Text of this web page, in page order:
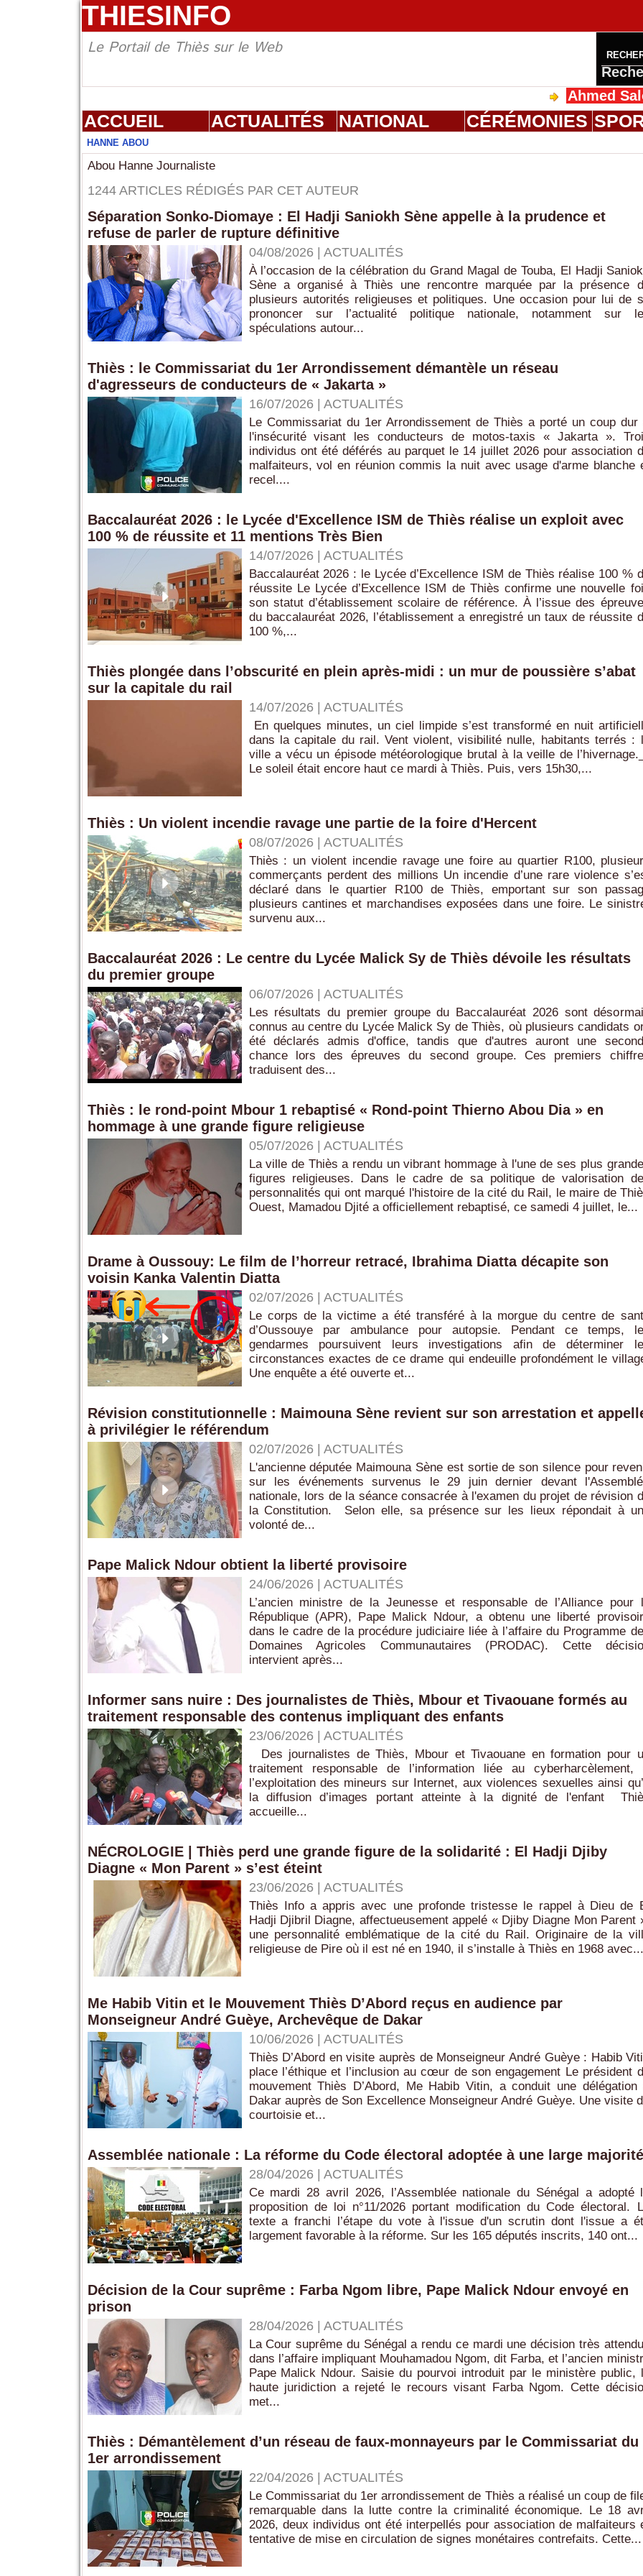
THIESINFO
Le Portail de Thiès sur le Web
Ahmed Saloum
ACCUEIL ACTUALITÉS NATIONAL CÉRÉMONIES
HANNE ABOU
Abou Hanne Journaliste
1244 ARTICLES RÉDIGÉS PAR CET AUTEUR
Séparation Sonko-Diomaye : El Hadji Saniokh Sène appelle à la prudence et
refuse de parler de rupture définitive
04/08/2026| ACTUALITÉS
À l’occasion de la célébration du Grand Magal de Touba, El Hadji
Sène a organisé à Thiès une rencontre marquée par la présence
plusieurs autorités religieuses et politiques. Une occasion pour lui de
prononcer sur l’actualité politique nationale, notamment sur
spéculations autour...
Thiès : le Commissariat du 1er Arrondissement démantèle un réseau
d'agresseurs de conducteurs de « Jakarta »
16/07/2026| ACTUALITÉS
Le Commissariat du 1er Arrondissement de Thiès a porté un coup dur
l'insécurité visant les conducteurs de motos-taxis « Jakarta ».
individus ont été déférés au parquet le 14 juillet 2026 pour association
malfaiteurs, vol en réunion commis la nuit avec usage d'arme blanche
recel....
‎Baccalauréat 2026 : le Lycée d'Excellence ISM de Thiès réalise un exploit avec
100 % de réussite et 11 mentions Très Bien
14/07/2026| ACTUALITÉS
Baccalauréat 2026 : le Lycée d’Excellence ISM de Thiès réalise 100 %
réussite Le Lycée d’Excellence ISM de Thiès confirme une nouvelle
son statut d’établissement scolaire de référence. À l’issue des
du baccalauréat 2026, l’établissement a enregistré un taux de réussite
100 %,...
‎Thiès plongée dans l’obscurité en plein après-midi : un mur de poussière s’abat
sur la capitale du rail
14/07/2026| ACTUALITÉS
‎En quelques minutes, un ciel limpide s’est transformé en nuit
dans la capitale du rail. Vent violent, visibilité nulle, habitants terrés :
ville a vécu un épisode météorologique brutal à la veille de l’hivernage._ ‎
‎Le soleil était encore haut ce mardi à Thiès. Puis, vers 15h30,...
Thiès : Un violent incendie ravage une partie de la foire d'Hercent
08/07/2026| ACTUALITÉS
Thiès : un violent incendie ravage une foire au quartier R100,
commerçants perdent des millions Un incendie d’une rare violence
déclaré dans le quartier R100 de Thiès, emportant sur son
plusieurs cantines et marchandises exposées dans une foire. Le
survenu aux...
Baccalauréat 2026 : Le centre du Lycée Malick Sy de Thiès dévoile les résultats
du premier groupe ‎ ‎
06/07/2026| ACTUALITÉS
‎Les résultats du premier groupe du Baccalauréat 2026 sont
connus au centre du Lycée Malick Sy de Thiès, où plusieurs candidats
été déclarés admis d'office, tandis que d'autres auront une
chance lors des épreuves du second groupe. Ces premiers
traduisent des...
Thiès : le rond-point Mbour 1 rebaptisé « Rond-point Thierno Abou Dia » en
hommage à une grande figure religieuse
05/07/2026| ACTUALITÉS
La ville de Thiès a rendu un vibrant hommage à l'une de ses plus
figures religieuses. Dans le cadre de sa politique de valorisation
personnalités qui ont marqué l'histoire de la cité du Rail, le maire de
Ouest, Mamadou Djité a officiellement rebaptisé, ce samedi 4 juillet, le...
Drame à Oussouy: Le film de l’horreur retracé, Ibrahima Diatta décapite son
voisin Kanka Valentin Diatta ‎
02/07/2026| ACTUALITÉS
Le corps de la victime a été transféré à la morgue du centre de
d’Oussouye par ambulance pour autopsie. Pendant ce temps,
gendarmes poursuivent leurs investigations afin de déterminer
circonstances exactes de ce drame qui endeuille profondément le
Une enquête a été ouverte et...
Révision constitutionnelle : Maimouna Sène revient sur son arrestation et
à privilégier le référendum ‎
02/07/2026| ACTUALITÉS
‎L'ancienne députée Maimouna Sène est sortie de son silence pour
sur les événements survenus le 29 juin dernier devant
nationale, lors de la séance consacrée à l'examen du projet de révision
la Constitution. ‎ ‎Selon elle, sa présence sur les lieux répondait à
volonté de...
Pape Malick Ndour obtient la liberté provisoire
24/06/2026| ACTUALITÉS
L’ancien ministre de la Jeunesse et responsable de l’Alliance pour
République (APR), Pape Malick Ndour, a obtenu une liberté
dans le cadre de la procédure judiciaire liée à l’affaire du Programme
Domaines Agricoles Communautaires (PRODAC). ‎Cette
intervient après...
Informer sans nuire : Des journalistes de Thiès, Mbour et Tivaouane formés au
traitement responsable des contenus impliquant des enfants
23/06/2026| ACTUALITÉS
‎Des journalistes de Thiès, Mbour et Tivaouane en formation pour
traitement responsable de l’information liée au cyberharcèlement,
l’exploitation des mineurs sur Internet, aux violences sexuelles ainsi
la diffusion d’images portant atteinte à la dignité de l'enfant
accueille...
NÉCROLOGIE | Thiès perd une grande figure de la solidarité : El Hadji Djiby
Diagne « Mon Parent » s’est éteint
23/06/2026| ACTUALITÉS
Thiès Info a appris avec une profonde tristesse le rappel à Dieu de
Hadji Djibril Diagne, affectueusement appelé « Djiby Diagne Mon Parent
une personnalité emblématique de la cité du Rail. Originaire de la
religieuse de Pire où il est né en 1940, il s’installe à Thiès en 1968 avec...
Me Habib Vitin et le Mouvement Thiès D’Abord reçus en audience par
Monseigneur André Guèye, Archevêque de Dakar
10/06/2026| ACTUALITÉS
Thiès D’Abord en visite auprès de Monseigneur André Guèye : Habib
place l’éthique et l’inclusion au cœur de son engagement Le président
mouvement Thiès D’Abord, Me Habib Vitin, a conduit une délégation
Dakar auprès de Son Excellence Monseigneur André Guèye. Une visite
courtoisie et...
Assemblée nationale : La réforme du Code électoral adoptée à une large majorité
28/04/2026| ACTUALITÉS
Ce mardi 28 avril 2026, l’Assemblée nationale du Sénégal a adopté
proposition de loi n°11/2026 portant modification du Code électoral.
texte a franchi l’étape du vote à l'issue d'un scrutin dont l'issue a
largement favorable à la réforme. Sur les 165 députés inscrits, 140 ont...
Décision de la Cour suprême : Farba Ngom libre, Pape Malick Ndour envoyé en
prison
28/04/2026| ACTUALITÉS
La Cour suprême du Sénégal a rendu ce mardi une décision très
dans l’affaire impliquant Mouhamadou Ngom, dit Farba, et l’ancien
Pape Malick Ndour. Saisie du pourvoi introduit par le ministère public,
haute juridiction a rejeté le recours visant Farba Ngom. Cette
met...
Thiès : Démantèlement d’un réseau de faux-monnayeurs par le Commissariat du
1er arrondissement
22/04/2026| ACTUALITÉS
Le Commissariat du 1er arrondissement de Thiès a réalisé un coup de
remarquable dans la lutte contre la criminalité économique. Le 18
2026, deux individus ont été interpellés pour association de malfaiteurs
tentative de mise en circulation de signes monétaires contrefaits. Cette...